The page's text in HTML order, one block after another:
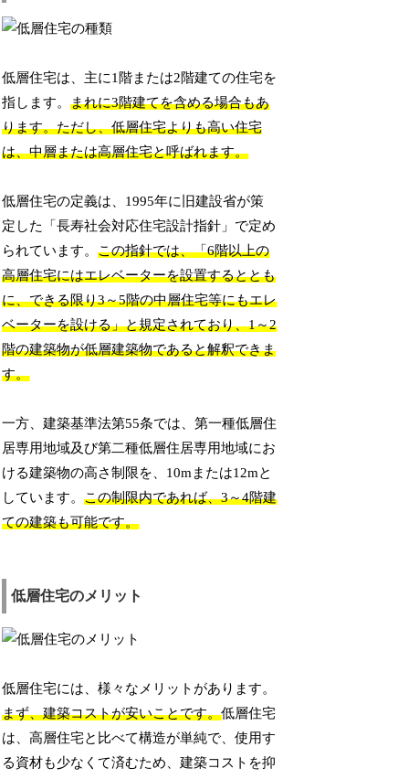
低層住宅は、主に1階または2階建ての住宅を
指します。まれに3階建てを含める場合もあ
ります。ただし、低層住宅よりも高い住宅
は、中層または高層住宅と呼ばれます。
低層住宅の定義は、1995年に旧建設省が策
定した「長寿社会対応住宅設計指針」で定め
られています。この指針では、「6階以上の
高層住宅にはエレベーターを設置するととも
に、できる限り3～5階の中層住宅等にもエレ
ベーターを設ける」と規定されており、1～2
階の建築物が低層建築物であると解釈できま
す。
一方、建築基準法第55条では、第一種低層住
居専用地域及び第二種低層住居専用地域にお
ける建築物の高さ制限を、10mまたは12mと
しています。この制限内であれば、3～4階建
ての建築も可能です。
低層住宅のメリット
低層住宅には、様々なメリットがあります。
まず、建築コストが安いことです。低層住宅
は、高層住宅と比べて構造が単純で、使用す
る資材も少なくて済むため、建築コストを抑